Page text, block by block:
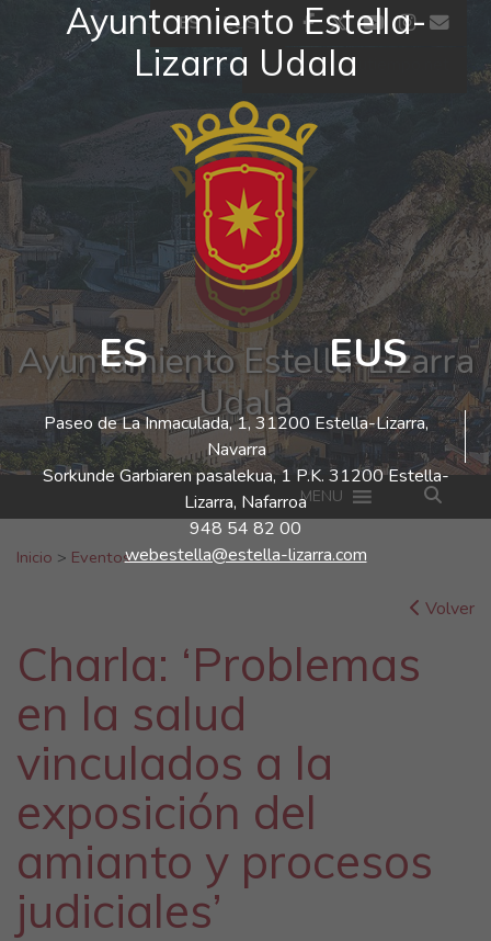
Ayuntamiento Estella-
Lizarra Udala
ES EUS
Paseo de La Inmaculada, 1, 31200 Estella-Lizarra,
Navarra
Sorkunde Garbiaren pasalekua, 1 P.K. 31200 Estella-
Lizarra, Nafarroa
948 54 82 00
webestella@estella-lizarra.com
Ir al contenido ES EUS facebook
twitter
youtube
El tiempo - Tutiempo.net
Ayuntamiento Estella-Lizarra
Udala
MENU
Buscar:
Inicio > Eventos
Volver
Charla: ‘Problemas
en la salud
vinculados a la
exposición del
amianto y procesos
judiciales’